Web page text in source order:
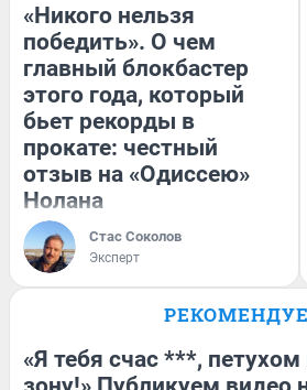
«Никого нельзя
победить». О чем
главный блокбастер
этого года, который
бьет рекорды в
прокате: честный
отзыв на «Одиссею»
Нолана
Стас Соколов
Эксперт
«Я тебя счас ***,